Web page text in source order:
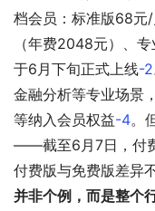
档会员：标准版68元
（年费2048元）、
于6月下旬正式上线-2
金融分析等专业场景
等纳入会员权益-4。
——截至6月7日，付费
付费版与免费版差异
并非个例，而是整个